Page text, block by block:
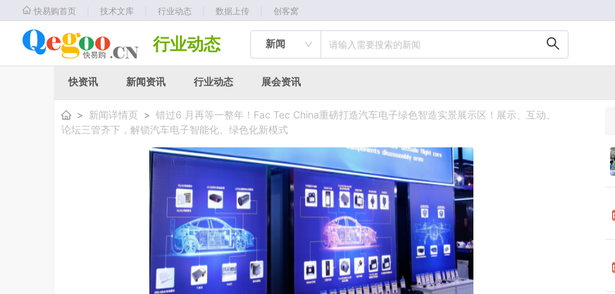
快易购首页 技术文库 行业动态 数据上传 创客窝
行业动态 新闻 请输入需要搜索的新闻
快资讯 新闻资讯 行业动态 展会资讯
> 新闻详情页 > 错过6 月再等一整年！Fac Tec China重磅打造汽车电子绿色智造实景展示区！展示、互动、
论坛三管齐下，解锁汽车电子智能化、绿色化新模式